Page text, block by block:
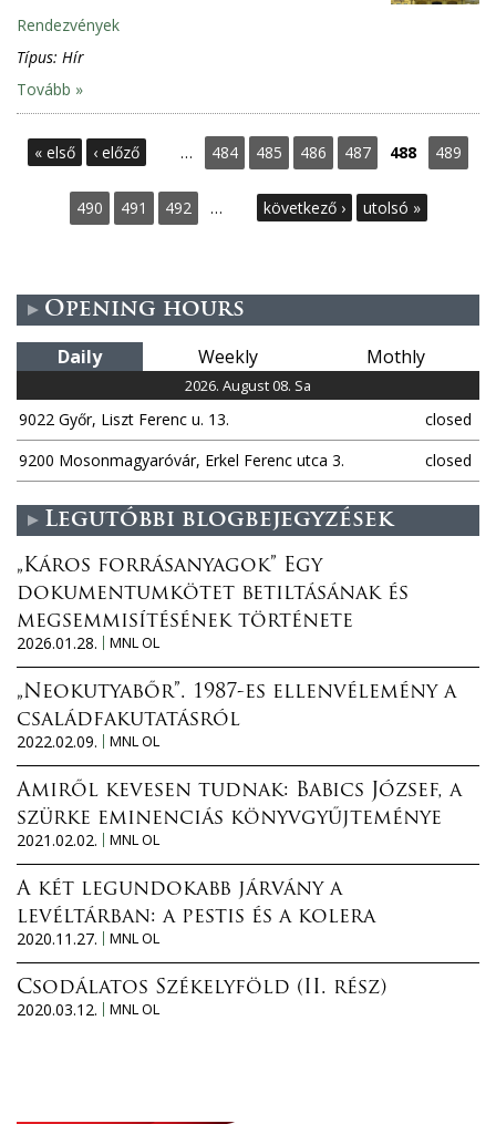
Rendezvények
Típus: Hír
Tovább »
P
e
s
« első ‹ előző … 484 485 486 487 488 489
490 491 492 … következő › utolsó »
Opening hours
Daily Weekly Mothly
2026. August 08. Sa
9022 Győr, Liszt Ferenc u. 13.
closed
9200 Mosonmagyaróvár, Erkel Ferenc utca 3.
closed
Legutóbbi blogbejegyzések
„Káros forrásanyagok” Egy
dokumentumkötet betiltásának és
megsemmisítésének története
2026.01.28.
MNL OL
„Neokutyabőr”. 1987-es ellenvélemény a
családfakutatásról
2022.02.09.
MNL OL
Amiről kevesen tudnak: Babics József, a
szürke eminenciás könyvgyűjteménye
2021.02.02.
MNL OL
A két legundokabb járvány a
levéltárban: a pestis és a kolera
2020.11.27.
MNL OL
Csodálatos Székelyföld (II. rész)
2020.03.12.
MNL OL